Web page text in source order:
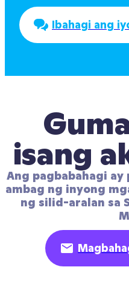
Ibahagi ang
isang
Ang pagbabahagi
ambag ng inyong
ng silid-aralan sa